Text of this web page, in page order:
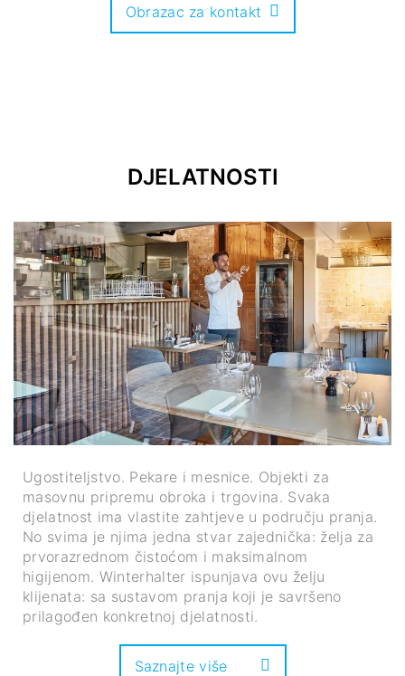
Obrazac za kontakt
DJELATNOSTI
Ugostiteljstvo. Pekare i mesnice. Objekti za
masovnu pripremu obroka i trgovina. Svaka
djelatnost ima vlastite zahtjeve u području pranja.
No svima je njima jedna stvar zajednička: želja za
prvorazrednom čistoćom i maksimalnom
higijenom. Winterhalter ispunjava ovu želju
klijenata: sa sustavom pranja koji je savršeno
prilagođen konkretnoj djelatnosti.
Saznajte više